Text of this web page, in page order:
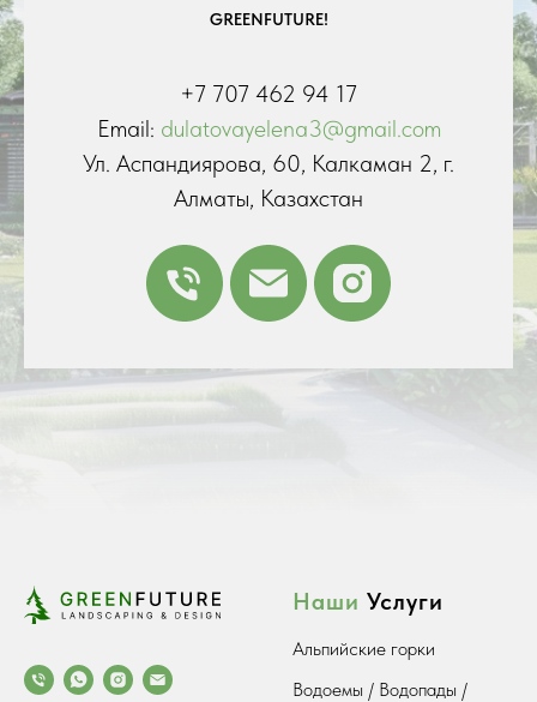
GREENFUTURE!
+7 707 462 94 17
Email: dulatovayelena3@gmail.com
Ул. Аспандиярова, 60, Калкаман 2, г.
Алматы, Казахстан
Наши Услуги
Альпийские горки
Водоемы / Водопады /